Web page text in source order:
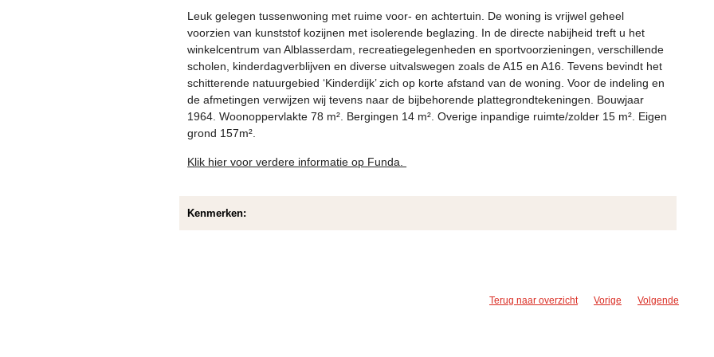
Leuk gelegen tussenwoning met ruime voor- en achtertuin. De woning is vrijwel geheel
voorzien van kunststof kozijnen met isolerende beglazing. In de directe nabijheid treft u het
winkelcentrum van Alblasserdam, recreatiegelegenheden en sportvoorzieningen, verschillende
scholen, kinderdagverblijven en diverse uitvalswegen zoals de A15 en A16. Tevens bevindt het
schitterende natuurgebied ‘Kinderdijk’ zich op korte afstand van de woning. Voor de indeling en
de afmetingen verwijzen wij tevens naar de bijbehorende plattegrondtekeningen. Bouwjaar
1964. Woonoppervlakte 78 m². Bergingen 14 m². Overige inpandige ruimte/zolder 15 m². Eigen
grond 157m².
Klik hier voor verdere informatie op Funda.
Kenmerken:
Terug naar overzicht Vorige Volgende